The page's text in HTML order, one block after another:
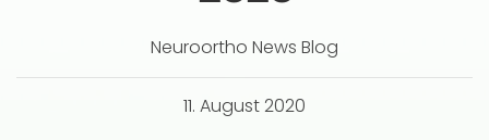
Neuroortho News Blog
11. August 2020